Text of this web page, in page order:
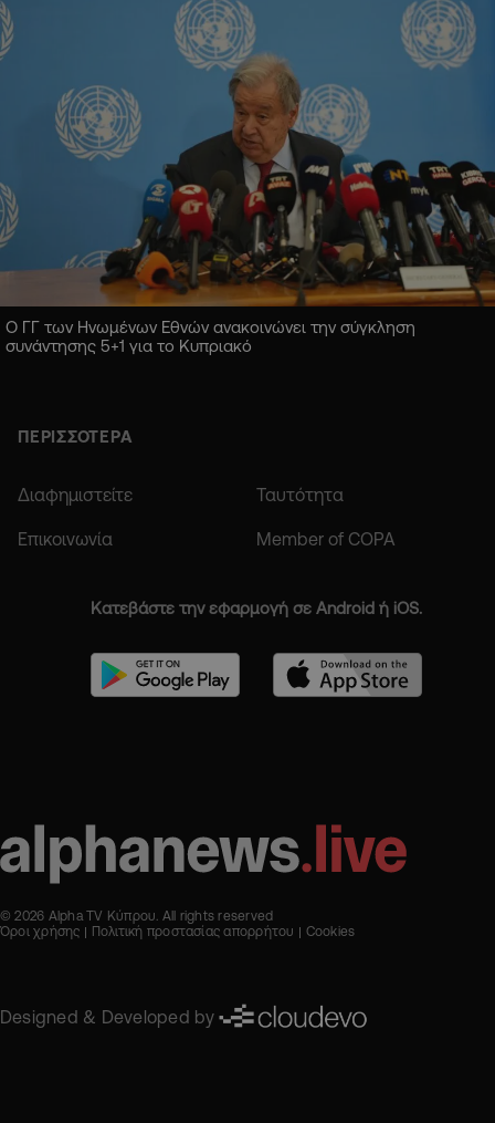
Ο ΓΓ των Ηνωμένων Εθνών ανακοινώνει την σύγκληση
συνάντησης 5+1 για το Κυπριακό
ΠΕΡΙΣΣΟΤΕΡΑ
Διαφημιστείτε Ταυτότητα
Επικοινωνία Member of COPA
Κατεβάστε την εφαρμογή σε Android ή iOS.
© 2026 Alpha TV Κύπρου. All rights reserved
Όροι χρήσης
Πολιτική προστασίας απορρήτου Cookies
Designed & Developed by